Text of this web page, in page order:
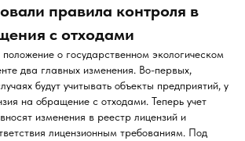
правила контроля в
с отходами
о государственном экологическом
два главных изменения. Во-первых,
будут учитывать объекты предприятий, у
на обращение с отходами. Теперь учет
изменения в реестр лицензий и
лицензионным требованиям. Под